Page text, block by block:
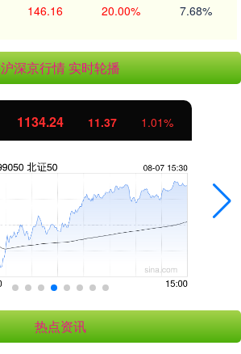
146.16 20.00% 7.68%
沪深京行情 实时轮播
1134.24 11.37 1.01%
热点资讯